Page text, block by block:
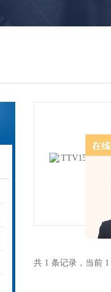
共 1 条记录，当前